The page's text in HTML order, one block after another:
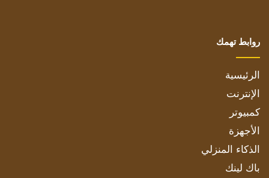
روابط تهمك
الرئيسية
الإنترنت
كمبيوتر
الأجهزة
الذكاء المنزلي
باك لينك